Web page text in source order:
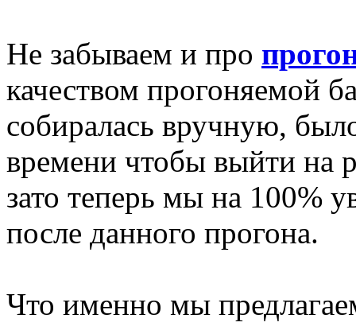
Не забываем и про
качеством прогоняемой
собиралась вручную,
времени чтобы выйти на
зато теперь мы на 100%
после данного прогона.
Что именно мы